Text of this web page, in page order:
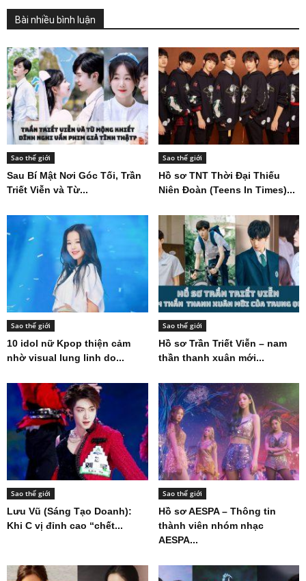
Bài nhiều bình luận
Sao thế giới
Sau Bí Mật Nơi Góc Tối, Trần
Triết Viễn và Từ...
Sao thế giới
Hồ sơ TNT Thời Đại Thiếu
Niên Đoàn (Teens In Times)...
Sao thế giới
10 idol nữ Kpop thiện cảm
nhờ visual lung linh do...
Sao thế giới
Hồ sơ Trần Triết Viễn – nam
thần thanh xuân mới...
Sao thế giới
Lưu Vũ (Sáng Tạo Doanh):
Khi C vị đỉnh cao “chết...
Sao thế giới
Hồ sơ AESPA – Thông tin
thành viên nhóm nhạc
AESPA...